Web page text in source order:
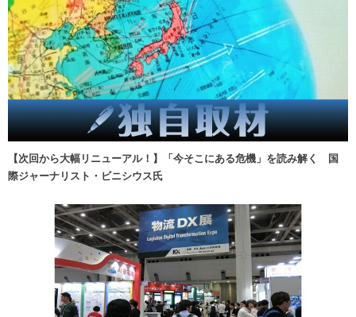
【次回から大幅リニューアル！】「今そこにある危機」を読み解く 国
際ジャーナリスト・ビニシウス氏